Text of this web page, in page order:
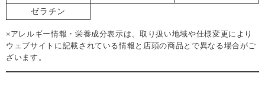
ゼラチン
※アレルギー情報・栄養成分表示は、取り扱い地域や仕様変更により
ウェブサイトに記載されている情報と店頭の商品とで異なる場合がご
ざいます。